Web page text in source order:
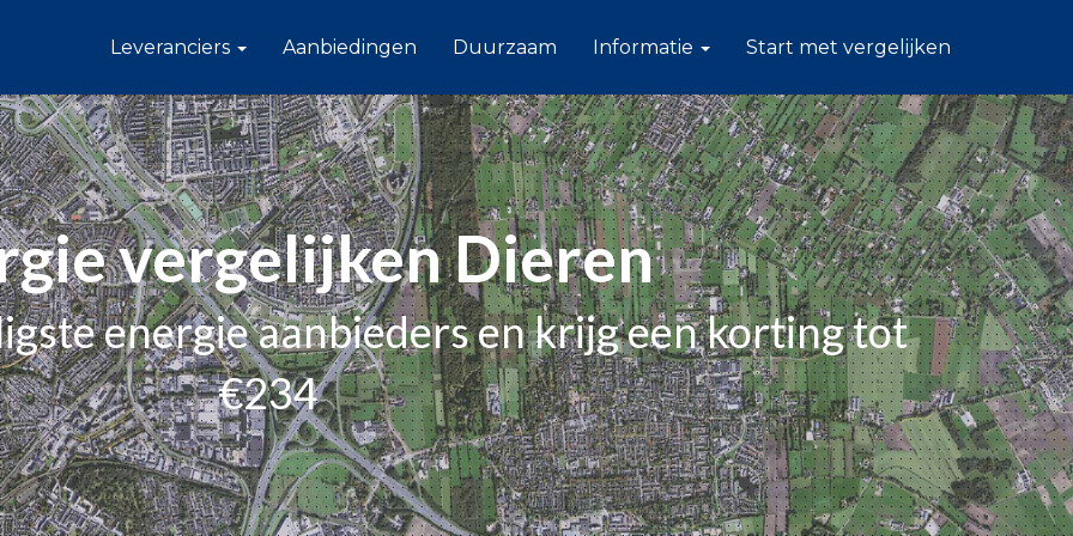
Leveranciers Aanbiedingen Duurzaam Informatie Start met vergelijken
vergelijken Dieren
energie aanbieders en krijg een korting tot
€234